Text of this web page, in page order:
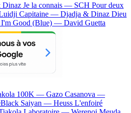
Dinaz Je la connais — SCH Pour deux
Capitaine — Djadja & Dinaz Dieu
I'm Good (Blue) — David Guetta
100K — Gazo Casanova —
Saiyan — Heuss L'enfoiré